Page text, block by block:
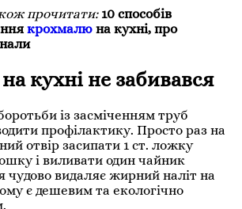
прочитати: 10 способів
крохмалю на кухні, про
кухні не забивався
із засміченням труб
профілактику. Просто раз на
отвір засипати 1 ст. ложку
і виливати один чайник
чудово видаляє жирний наліт на
є дешевим та екологічно